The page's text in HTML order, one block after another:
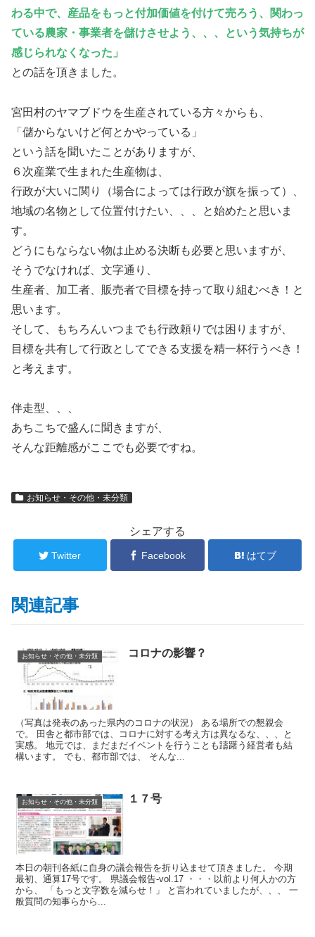
わる中で、産品をもっと付加価値を付けて売ろう、関わっ
ている農家・事業者を儲けさせよう、、、という気持ちが
感じられなくなった」
との話を頂きました。
宮田村のヤマブドウを生産されている方々からも、
「儲からないけど何とかやっている」
という話を聞いたことがありますが、
６次産業で生まれた生産物は、
行政が大いに関り（場合によっては行政が旗を振って）、
地域の名物として位置付けたい、、、と始めたと思いま
す。
どうにもならない物は止める決断も必要と思いますが、
そうでなければ、文字通り、
生産者、加工者、販売者で目標を持って取り組むべき！と
思います。
そして、もちろんいつまでも行政頼りでは困りますが、
目標を共有して行政としてできる支援を精一杯行うべき！
と考えます。
伴走型、、、
あちこちで盛んに聞きますが、
そんな距離感がここでも必要ですね。
お知らせ・その他・未分類
シェアする
Twitter Facebook はてブ
関連記事
お知らせ・その他・未分類 コロナの影響？
（写真は発表のあった県内のコロナの状況） ある場所での懇親会
で。 田舎と都市部では、コロナに対する考え方は異なるな、、、と
実感。 地元では、まだまだイベントを行うことも躊躇う経営者も結
構います。 でも、都市部では、 そんな...
お知らせ・その他・未分類 １７号
本日の朝刊各紙に自身の議会報告を折り込ませて頂きました。 今期
最初、通算17号です。 県議会報告-vol.17 ・・・以前より何人かの方
から、 「もっと文字数を減らせ！」 と言われていましたが、、、 一
般質問の知事らから...